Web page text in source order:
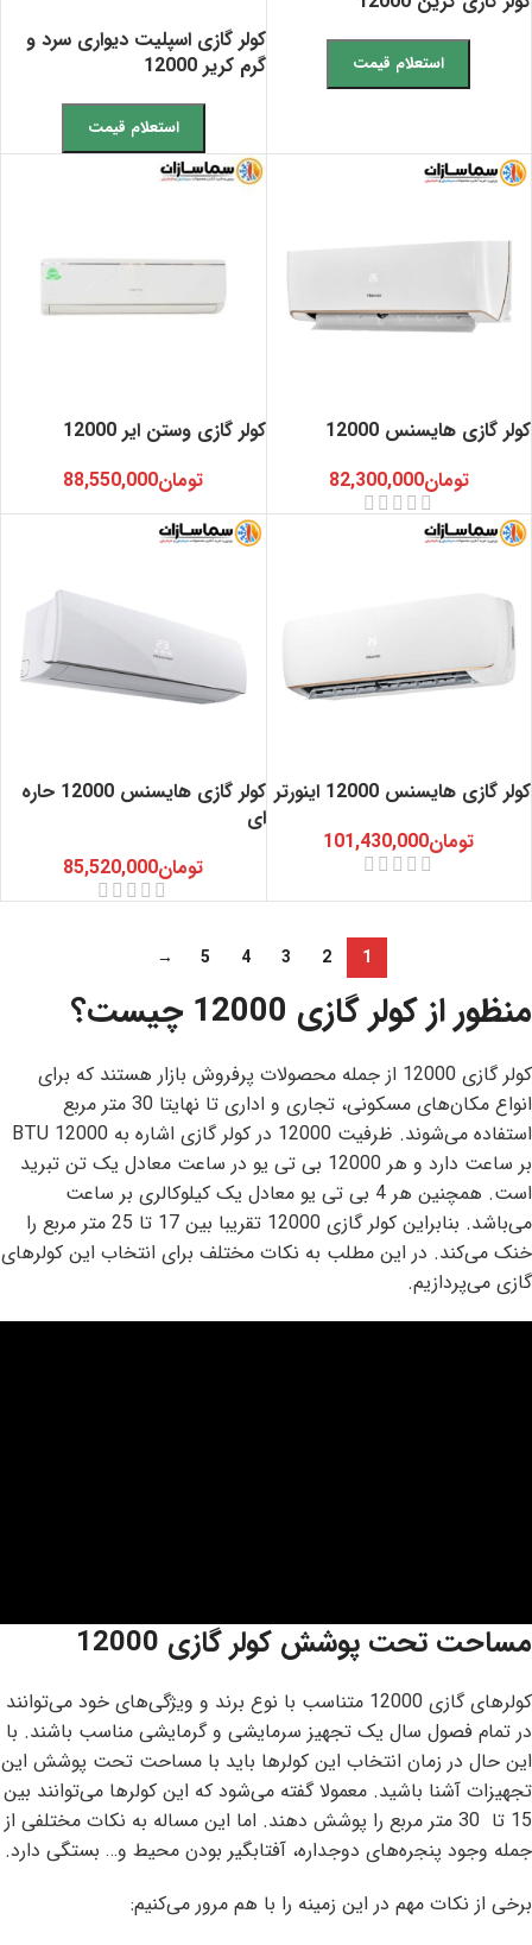
استعلام قیمت
کولر گازی اسپلیت دیواری سرد و
گرم کریر 12000
استعلام قیمت
کولر گازی هایسنس 12000
تومان82,300,000
کولر گازی وستن ایر 12000
تومان88,550,000
کولر گازی هایسنس 12000 اینورتر
تومان101,430,000
کولر گازی هایسنس 12000 حاره
ای
تومان85,520,000
1
2
3
4
5
→
منظور از کولر گازی 12000 چیست؟
کولر گازی
12000 از جمله محصولات پرفروش بازار هستند که برای
انواع مکان‎‌های مسکونی، تجاری و اداری تا نهایتا 30 متر مربع
استفاده می‌شوند. ظرفیت 12000 در کولر گازی اشاره به 12000 BTU
بر ساعت دارد و هر 12000 بی تی یو در ساعت معادل یک تن تبرید
است. همچنین هر 4 بی تی یو معادل یک کیلوکالری بر ساعت
می‌باشد. بنابراین کولر گازی 12000 تقریبا بین 17 تا 25 متر مربع را
خنک می‌کند. در این مطلب به نکات مختلف برای انتخاب این کولرهای
گازی می‌پردازیم.
مساحت تحت پوشش کولر گازی 12000
کولرهای گازی 12000 متناسب با نوع برند و ویژگی‌های خود می‌توانند
در تمام فصول سال یک تجهیز سرمایشی و گرمایشی مناسب باشند. با
این حال در زمان انتخاب این کولرها باید با مساحت تحت پوشش این
تجهیزات آشنا باشید. معمولا گفته می‌شود که این کولرها می‌توانند بین
15 تا 30 متر مربع را پوشش دهند. اما این مساله به نکات مختلفی از
جمله وجود پنجره‌های دوجداره، آفتابگیر بودن محیط و… بستگی دارد.
برخی از نکات مهم در این زمینه را با هم مرور می‌کنیم: